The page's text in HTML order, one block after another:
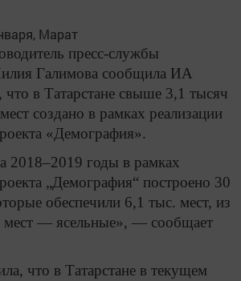
Марат
пресс-службы
Галимова сообщила ИА
в Татарстане свыше 3,1 тысяч
создано в рамках реализации
«Демография».
2018–2019 годы в рамках
„Демография“ построено 30
обеспечили 6,1 тыс. мест, из
мест — ясельные», — сообщает
что в Татарстане в текущем